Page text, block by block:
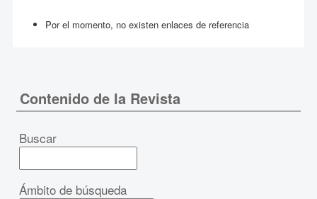
Por el momento, no existen enlaces de referencia
Contenido de la Revista
Buscar
Ámbito de búsqueda